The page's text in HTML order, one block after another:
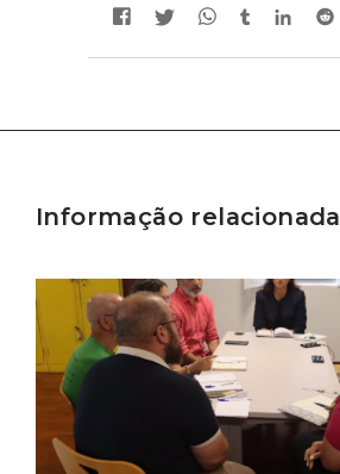
Informação relacionada